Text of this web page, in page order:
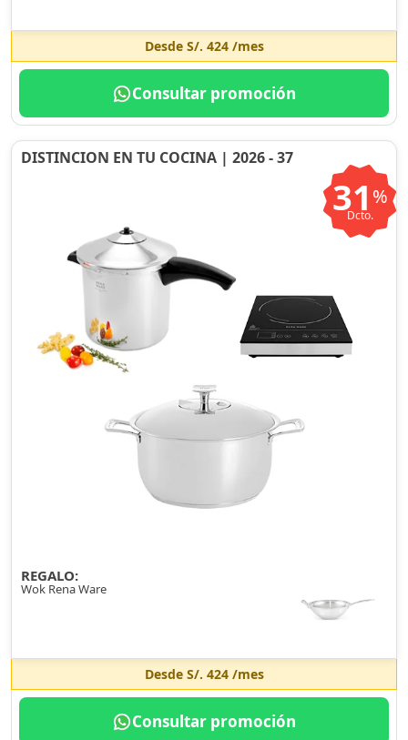
Desde S/. 424/mes
Consultar promoción
DISTINCION EN TU COCINA | 2026 - 37
31 %
Dcto.
REGALO:
Wok Rena Ware
Desde S/. 424/mes
Consultar promoción